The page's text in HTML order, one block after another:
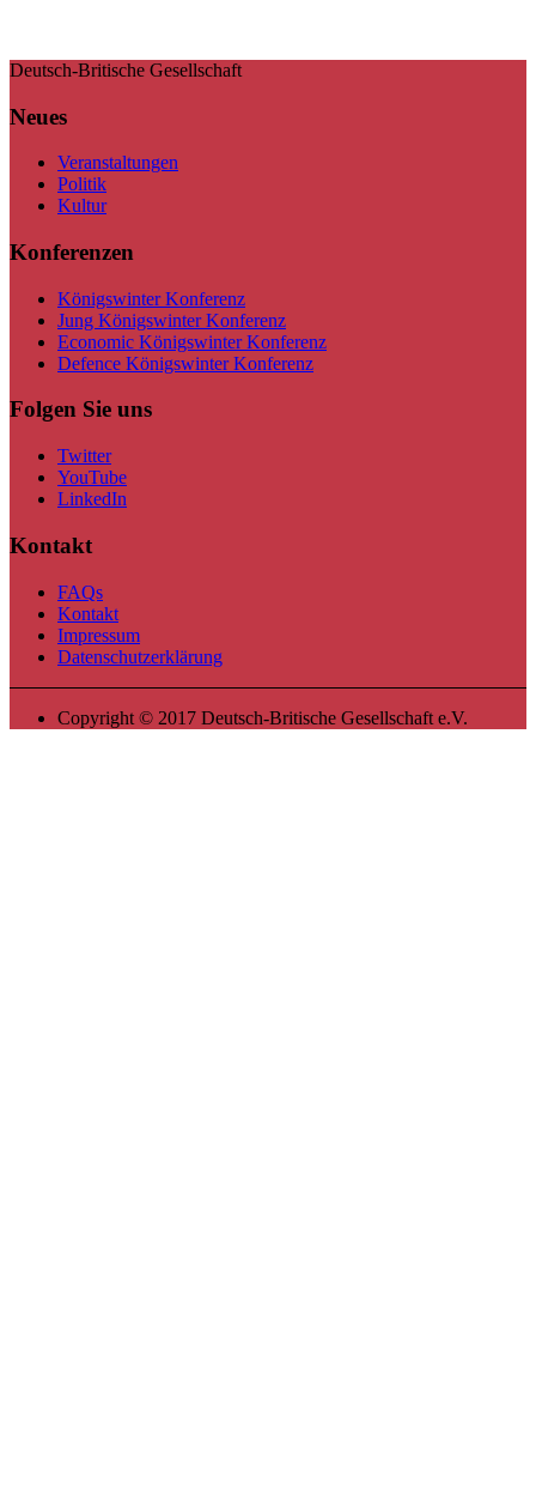
Deutsch-Britische Gesellschaft
Neues
Veranstaltungen
Politik
Kultur
Konferenzen
Königswinter Konferenz
Jung Königswinter Konferenz
Economic Königswinter Konferenz
Defence Königswinter Konferenz
Folgen Sie uns
Twitter
YouTube
LinkedIn
Kontakt
FAQs
Kontakt
Impressum
Datenschutzerklärung
Copyright © 2017 Deutsch-Britische Gesellschaft e.V.